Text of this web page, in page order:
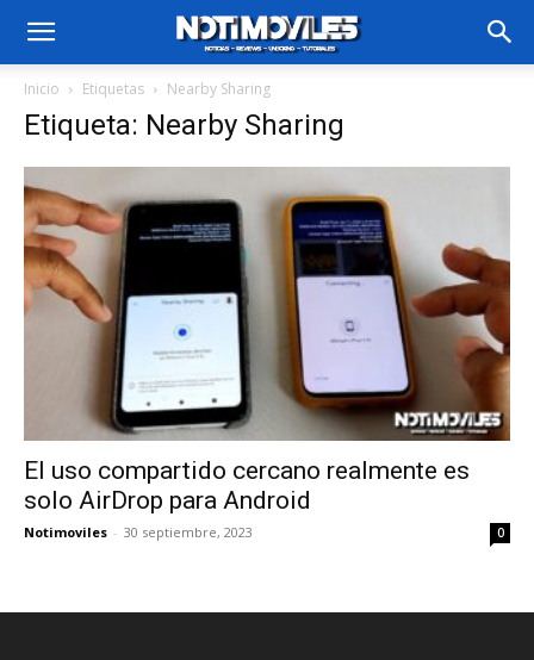
Inicio Etiquetas Nearby Sharing
Etiqueta: Nearby Sharing
El uso compartido cercano realmente es
solo AirDrop para Android
Notimoviles - 30 septiembre, 2023 0